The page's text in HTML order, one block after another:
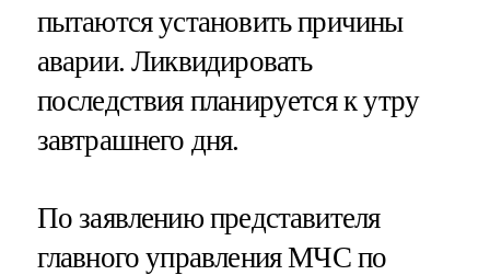
пытаются установить причины
аварии. Ликвидировать
последствия планируется к утру
завтрашнего дня.
По заявлению представителя
главного управления МЧС по